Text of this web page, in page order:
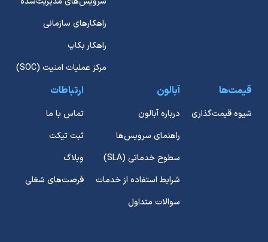
راهکارهای سازمانی
راهکار بکاپ
مرکز عملیات امنیت (SOC)
قیمت‌ها
شیوه قیمت‌گذاری
آبالون
درباره آبالون
راهنمای سرویس‌ها
سطوح خدماتی (SLA)
شرایط استفاده از خدمات
سوالات متداول
ارتباطات
تماس با ما
ثبت تیکت
وبلاگ
فرصت‌های شغلی